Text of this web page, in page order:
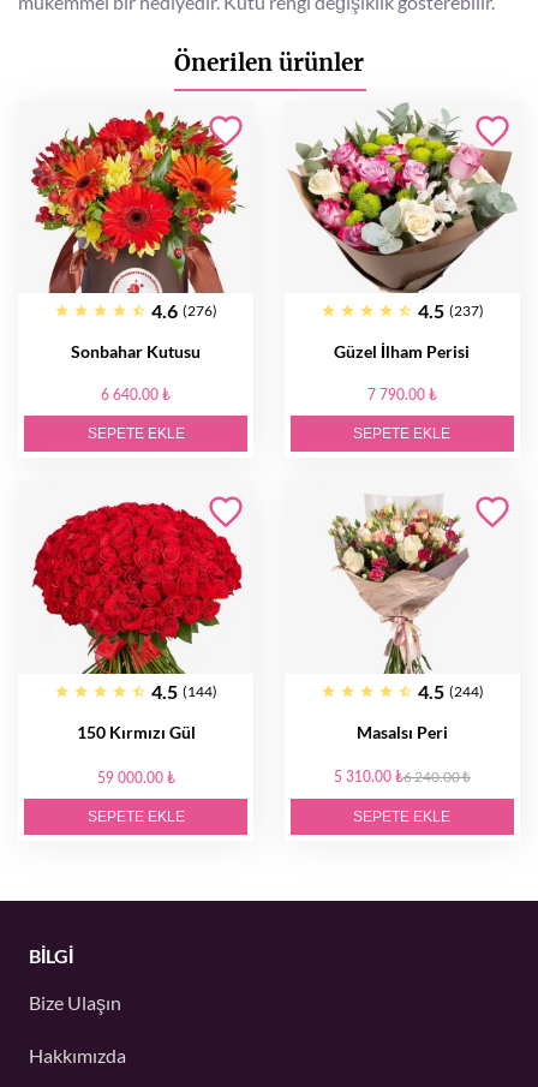
Önerilen ürünler
4.6 (276)
Sonbahar Kutusu
6 640.00 ₺
SEPETE EKLE
4.5 (237)
Güzel İlham Perisi
7 790.00 ₺
SEPETE EKLE
4.5 (144)
150 Kırmızı Gül
59 000.00 ₺
SEPETE EKLE
4.5 (244)
Masalsı Peri
5 310.00 ₺6 240.00 ₺
SEPETE EKLE
BİLGİ
Bize Ulaşın
Hakkımızda